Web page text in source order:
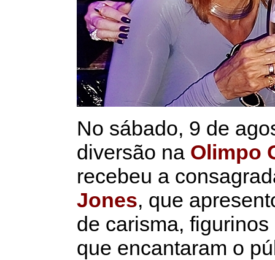
No sábado, 9 de
diversão na Olimpo
recebeu a
Jones, que
de carisma,
que encantaram o